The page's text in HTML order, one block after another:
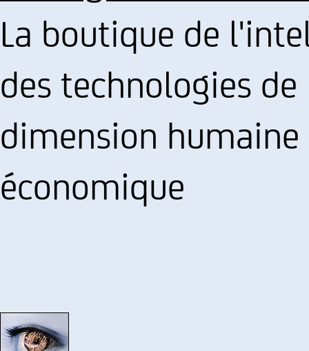
La boutique de
des technologies
dimension
économique